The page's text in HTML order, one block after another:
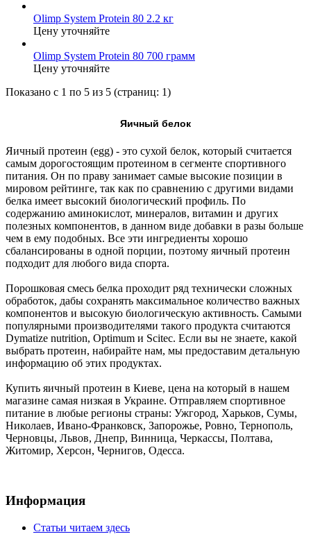
Olimp System Protein 80 2.2 кг
Цену уточняйте
Olimp System Protein 80 700 грамм
Цену уточняйте
Показано с 1 по 5 из 5 (страниц: 1)
Яичный белок
Яичный протеин (egg) - это сухой белок, который считается
самым дорогостоящим протеином в сегменте спортивного
питания. Он по праву занимает самые высокие позиции в
мировом рейтинге, так как по сравнению с другими видами
белка имеет высокий биологический профиль. По
содержанию аминокислот, минералов, витамин и других
полезных компонентов, в данном виде добавки в разы больше
чем в ему подобных. Все эти ингредиенты хорошо
сбалансированы в одной порции, поэтому яичный протеин
подходит для любого вида спорта.
Порошковая смесь белка проходит ряд технически сложных
обработок, дабы сохранять максимальное количество важных
компонентов и высокую биологическую активность. Самыми
популярными производителями такого продукта считаются
Dymatize nutrition, Optimum и Scitec. Если вы не знаете, какой
выбрать протеин, набирайте нам, мы предоставим детальную
информацию об этих продуктах.
Купить яичный протеин в Киеве, цена на который в нашем
магазине самая низкая в Украине. Отправляем спортивное
питание в любые регионы страны: Ужгород, Харьков, Сумы,
Николаев, Ивано-Франковск, Запорожье, Ровно, Тернополь,
Черновцы, Львов, Днепр, Винница, Черкассы, Полтава,
Житомир, Херсон, Чернигов, Одесса.
Информация
Статьи читаем здесь